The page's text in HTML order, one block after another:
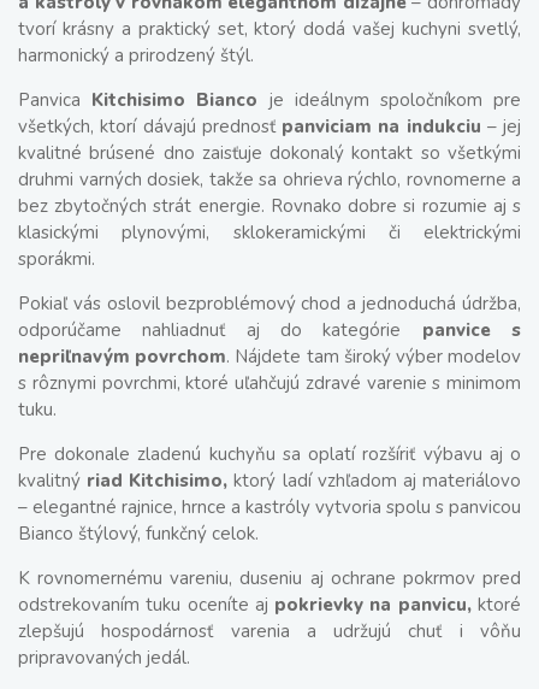
tvorí krásny a praktický set, ktorý dodá vašej kuchyni svetlý,
harmonický a prirodzený štýl.
Panvica Kitchisimo Bianco je ideálnym spoločníkom pre
všetkých, ktorí dávajú prednosť panviciam na indukciu – jej
kvalitné brúsené dno zaisťuje dokonalý kontakt so všetkými
druhmi varných dosiek, takže sa ohrieva rýchlo, rovnomerne a
bez zbytočných strát energie. Rovnako dobre si rozumie aj s
klasickými plynovými, sklokeramickými či elektrickými
sporákmi.
Pokiaľ vás oslovil bezproblémový chod a jednoduchá údržba,
odporúčame nahliadnuť aj do kategórie
panvice s
nepriľnavým povrchom. Nájdete tam široký výber modelov
s rôznymi povrchmi, ktoré uľahčujú zdravé varenie s minimom
tuku.
Pre dokonale zladenú kuchyňu sa oplatí rozšíriť výbavu aj o
kvalitný riad Kitchisimo, ktorý ladí vzhľadom aj materiálovo
– elegantné rajnice, hrnce a kastróly vytvoria spolu s panvicou
Bianco štýlový, funkčný celok.
K rovnomernému vareniu, duseniu aj ochrane pokrmov pred
odstrekovaním tuku oceníte aj pokrievky na panvicu, ktoré
zlepšujú hospodárnosť varenia a udržujú chuť i vôňu
pripravovaných jedál.